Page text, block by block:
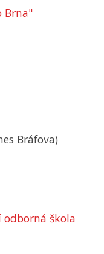
Brna"
Bráfova)
odborná škola